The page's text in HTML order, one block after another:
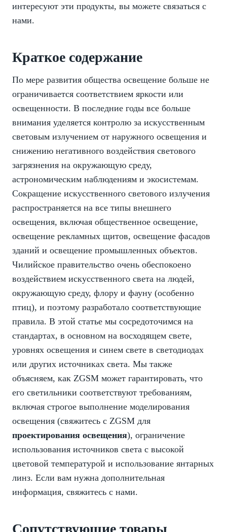
интересуют эти продукты, вы можете связаться с
нами.
Краткое содержание
По мере развития общества освещение больше не
ограничивается соответствием яркости или
освещенности. В последние годы все больше
внимания уделяется контролю за искусственным
световым излучением от наружного освещения и
снижению негативного воздействия светового
загрязнения на окружающую среду,
астрономическим наблюдениям и экосистемам.
Сокращение искусственного светового излучения
распространяется на все типы внешнего
освещения, включая общественное освещение,
освещение рекламных щитов, освещение фасадов
зданий и освещение промышленных объектов.
Чилийское правительство очень обеспокоено
воздействием искусственного света на людей,
окружающую среду, флору и фауну (особенно
птиц), и поэтому разработало соответствующие
правила. В этой статье мы сосредоточимся на
стандартах, в основном на восходящем свете,
уровнях освещения и синем свете в светодиодах
или других источниках света. Мы также
объясняем, как ZGSM может гарантировать, что
его светильники соответствуют требованиям,
включая строгое выполнение моделирования
освещения (свяжитесь с ZGSM для
проектирования освещения), ограничение
использования источников света с высокой
цветовой температурой и использование янтарных
линз. Если вам нужна дополнительная
информация, свяжитесь с нами.
Сопутствующие товары